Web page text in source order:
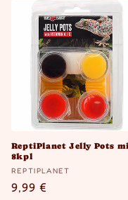
ReptiPlanet Jelly Pots
8kpl
Myyjä:
REPTIPLANET
Normaalihinta
9,99 €